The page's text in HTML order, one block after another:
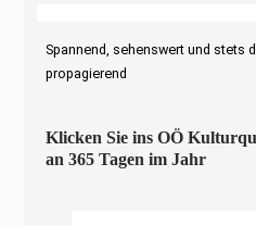
Spannend, sehenswert und stets
propagierend
Klicken Sie ins OÖ
an 365 Tagen im Jahr